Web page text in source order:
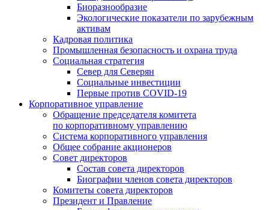
Биоразнообразие
Экологические показатели по зарубежным
активам
Кадровая политика
Промышленная безопасность и охрана труда
Социальная стратегия
Север для Северян
Социальные инвестиции
Первые против COVID‑19
Корпоративное управление
Обращение председателя комитета
по корпоративному управлению
Система корпоративного управления
Общее собрание акционеров
Совет директоров
Состав совета директоров
Биографии членов совета директоров
Комитеты совета директоров
Президент и Правление